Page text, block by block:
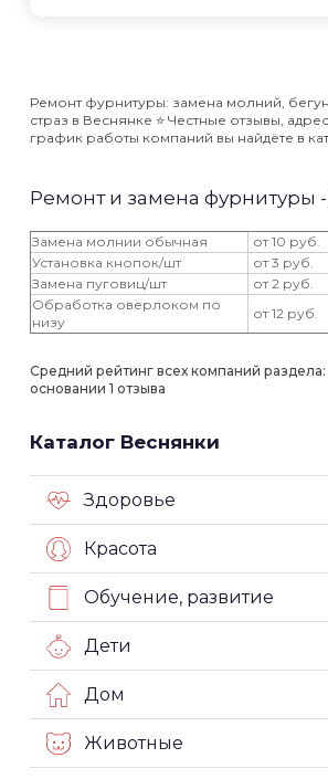
Ремонт фурнитуры: замена молний,
страз в Веснянке ⭐️ Честные отзывы,
график работы компаний вы найдёте в
Ремонт и замена фурнитуры
Замена молнии обычная
от 10 руб.
Установка кнопок/шт
от 3 руб.
Замена пуговиц/шт
от 2 руб.
Обработка оверлоком по
низу
от 12 руб.
Средний рейтинг всех компаний раздела:
основании 1 отзыва
Каталог Веснянки
Здоровье
Красота
Обучение, развитие
Дети
Дом
Животные